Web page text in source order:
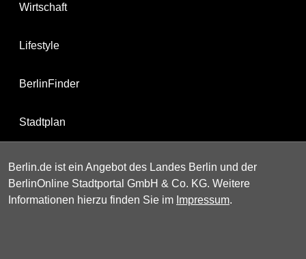
Wirtschaft
Lifestyle
BerlinFinder
Stadtplan
Berlin.de ist ein Angebot des Landes Berlin und der
BerlinOnline Stadtportal GmbH & Co. KG. Weitere
Informationen hierzu finden Sie im Impressum.